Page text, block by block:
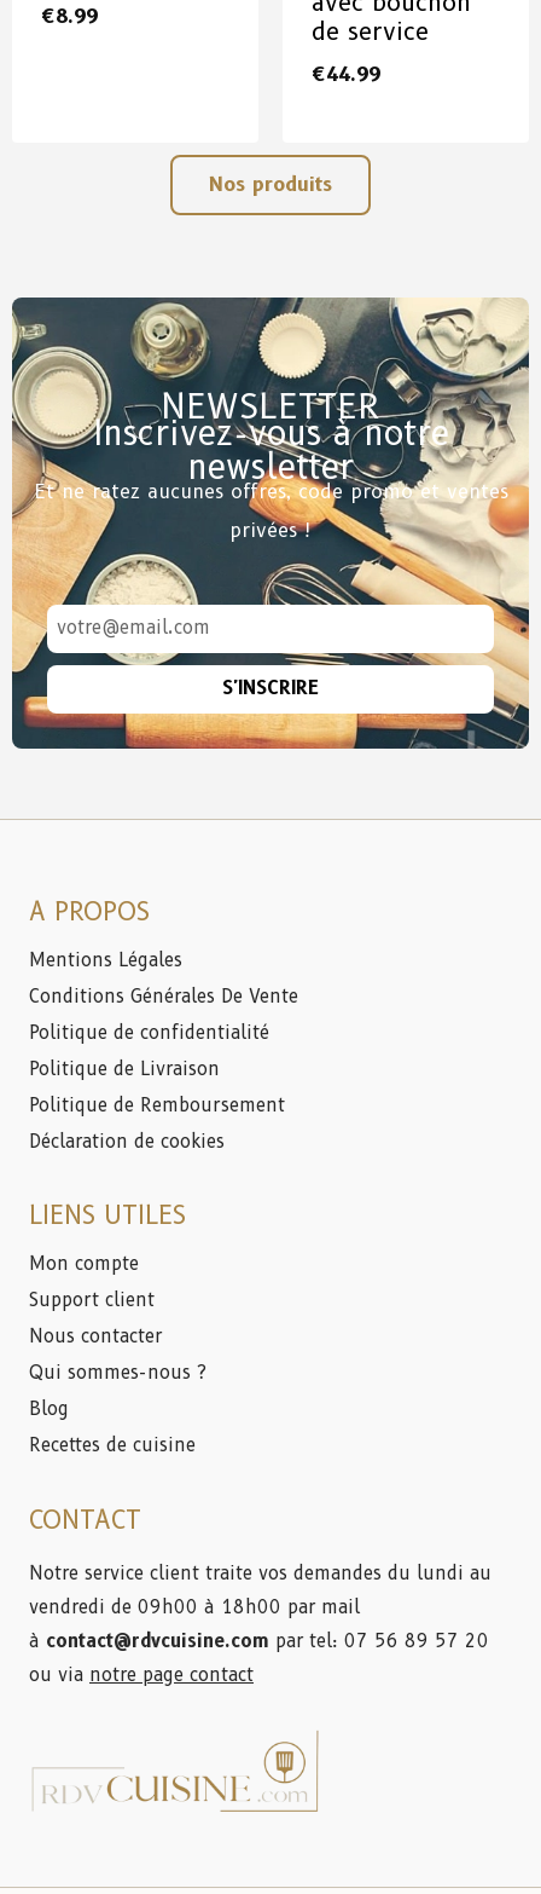
€8.99
de service
€44.99
Nos produits
NEWSLETTER
Inscrivez-vous à notre
newsletter
Et ne ratez aucunes offres, code promo et ventes
privées !
S'INSCRIRE
A PROPOS
Mentions Légales
Conditions Générales De Vente
Politique de confidentialité
Politique de Livraison
Politique de Remboursement
Déclaration de cookies
LIENS UTILES
Mon compte
Support client
Nous contacter
Qui sommes-nous ?
Blog
Recettes de cuisine
CONTACT
Notre service client traite vos demandes du lundi au
vendredi de 09h00 à 18h00 par mail
à contact@rdvcuisine.com par tel: 07 56 89 57 20
ou via notre page contact